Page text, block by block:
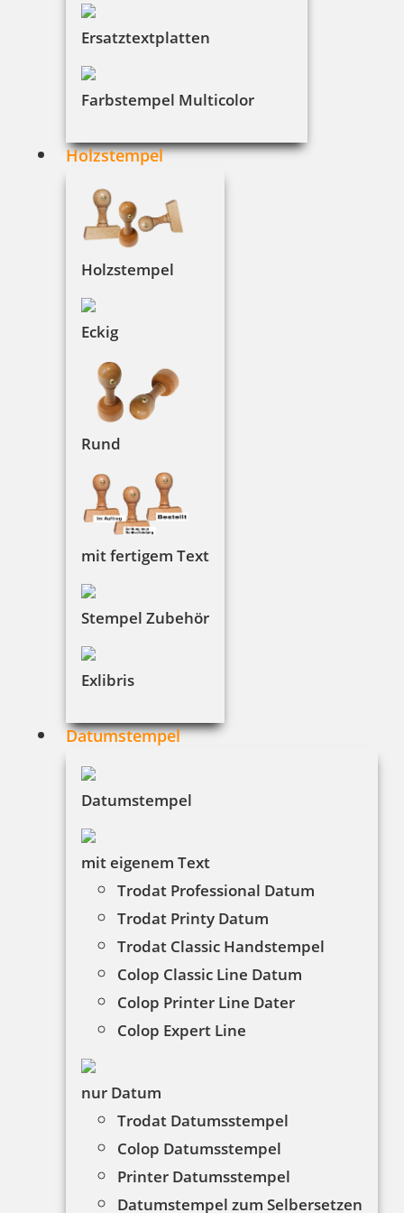
Ersatztextplatten
Farbstempel Multicolor
Holzstempel
Holzstempel
Eckig
Rund
mit fertigem Text
Stempel Zubehör
Exlibris
Datumstempel
Datumstempel
mit eigenem Text
Trodat Professional Datum
Trodat Printy Datum
Trodat Classic Handstempel
Colop Classic Line Datum
Colop Printer Line Dater
Colop Expert Line
nur Datum
Trodat Datumsstempel
Colop Datumsstempel
Printer Datumsstempel
Datumstempel zum Selbersetzen
€+
SONNENGLAS Classic 1 Liter
39,95 €
Bestellen
inkl. 19 % Mwst.
Bestellen
SONNENGLAS Somo - Sonnenmodul
34,95 €
Bestellen
Das Sonnenglas ist mehr als nur ein Licht!
Mit dem SONNENGLAS®, erzeugst du Licht
ein Leben lang nachhaltig, umweltbewusst